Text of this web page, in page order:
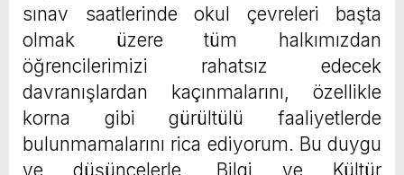
sınav saatlerinde okul çevreleri başta
olmak üzere tüm halkımızdan
öğrencilerimizi rahatsız edecek
davranışlardan kaçınmalarını, özellikle
korna gibi gürültülü faaliyetlerde
bulunmamalarını rica ediyorum. Bu duygu
ve düşüncelerle, Bilgi ve Kültür